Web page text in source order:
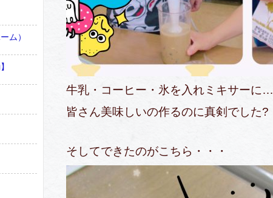
牛乳・コーヒー・氷を入れミキサーに…
皆さん美味しいの作るのに真剣でした?
そしてできたのがこちら・・・
ム）